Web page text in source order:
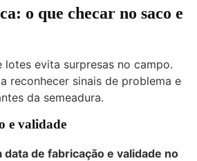
o que checar no saco e
lotes evita surpresas no campo.
reconhecer sinais de problema e
da semeadura.
e validade
de fabricação e validade no